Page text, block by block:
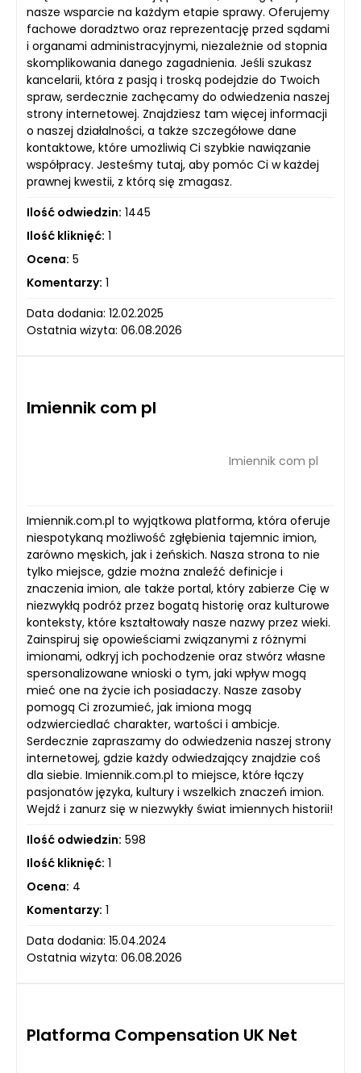
nasze wsparcie na każdym etapie sprawy. Oferujemy
fachowe doradztwo oraz reprezentację przed sądami
i organami administracyjnymi, niezależnie od stopnia
skomplikowania danego zagadnienia. Jeśli szukasz
kancelarii, która z pasją i troską podejdzie do Twoich
spraw, serdecznie zachęcamy do odwiedzenia naszej
strony internetowej. Znajdziesz tam więcej informacji
o naszej działalności, a także szczegółowe dane
kontaktowe, które umożliwią Ci szybkie nawiązanie
współpracy. Jesteśmy tutaj, aby pomóc Ci w każdej
prawnej kwestii, z którą się zmagasz.
Ilość odwiedzin: 1445
Ilość kliknięć: 1
Ocena: 5
Komentarzy: 1
Data dodania: 12.02.2025
Ostatnia wizyta: 06.08.2026
Imiennik com pl
Imiennik com pl
Imiennik.com.pl to wyjątkowa platforma, która oferuje
niespotykaną możliwość zgłębienia tajemnic imion,
zarówno męskich, jak i żeńskich. Nasza strona to nie
tylko miejsce, gdzie można znaleźć definicje i
znaczenia imion, ale także portal, który zabierze Cię w
niezwykłą podróż przez bogatą historię oraz kulturowe
konteksty, które kształtowały nasze nazwy przez wieki.
Zainspiruj się opowieściami związanymi z różnymi
imionami, odkryj ich pochodzenie oraz stwórz własne
spersonalizowane wnioski o tym, jaki wpływ mogą
mieć one na życie ich posiadaczy. Nasze zasoby
pomogą Ci zrozumieć, jak imiona mogą
odzwierciedlać charakter, wartości i ambicje.
Serdecznie zapraszamy do odwiedzenia naszej strony
internetowej, gdzie każdy odwiedzający znajdzie coś
dla siebie. Imiennik.com.pl to miejsce, które łączy
pasjonatów języka, kultury i wszelkich znaczeń imion.
Wejdź i zanurz się w niezwykły świat imiennych historii!
Ilość odwiedzin: 598
Ilość kliknięć: 1
Ocena: 4
Komentarzy: 1
Data dodania: 15.04.2024
Ostatnia wizyta: 06.08.2026
Platforma Compensation UK Net